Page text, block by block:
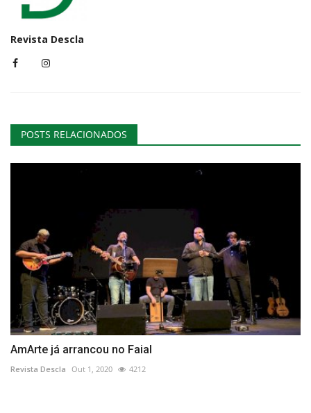
Revista Descla
POSTS RELACIONADOS
AmArte já arrancou no Faial
Revista Descla Out 1, 2020 4212